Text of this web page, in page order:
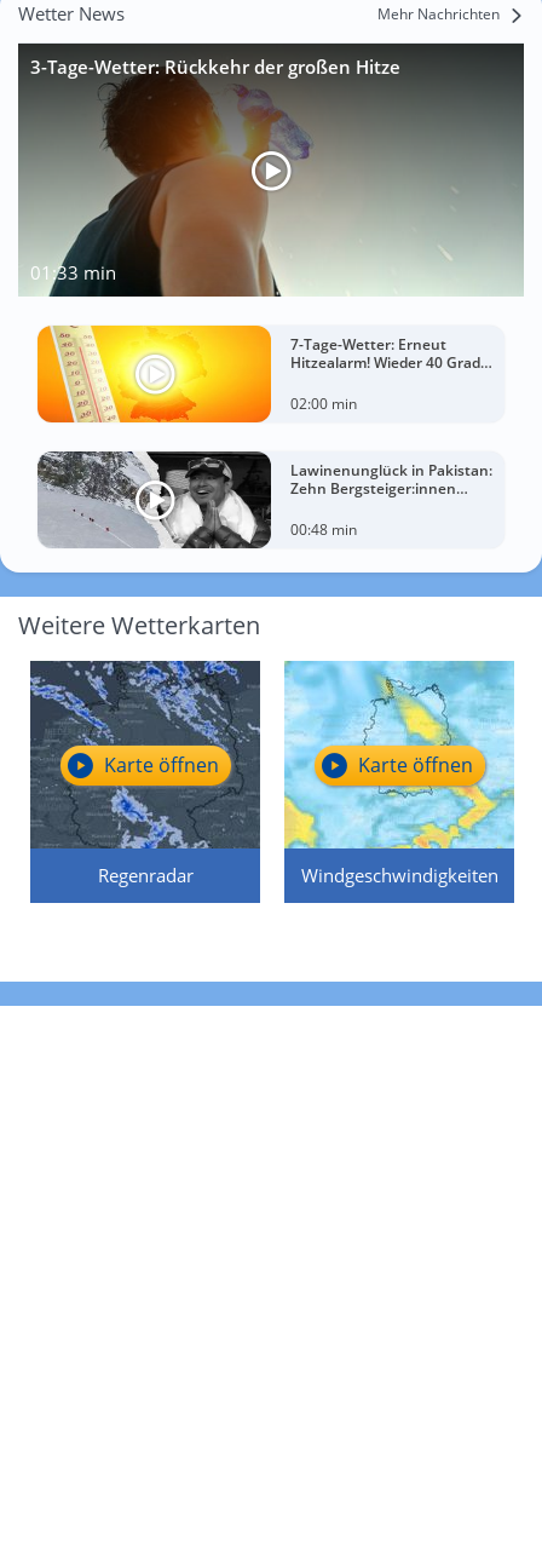
Wetter News Mehr Nachrichten
3-Tage-Wetter: Rückkehr der großen Hitze
01:33 min
7-Tage-Wetter: Erneut
Hitzealarm! Wieder 40 Grad
02:00 min
Lawinenunglück in Pakistan:
Zehn Bergsteiger:innen
00:48 min
Weitere Wetterkarten
Regenradar
Karte öffnen
Windgeschwindigkeiten
Karte öffnen